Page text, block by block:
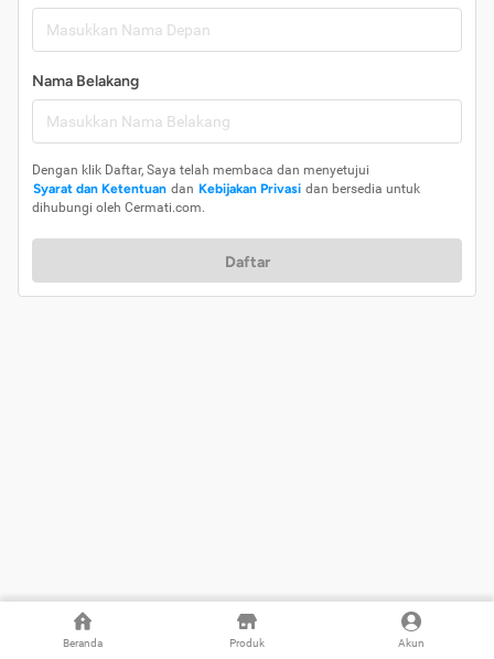
Beranda Produk Akun
Nama Belakang
Dengan klik Daftar, Saya telah membaca dan menyetujui
Syarat dan Ketentuan dan Kebijakan Privasi dan bersedia untuk
dihubungi oleh Cermati.com.
Daftar